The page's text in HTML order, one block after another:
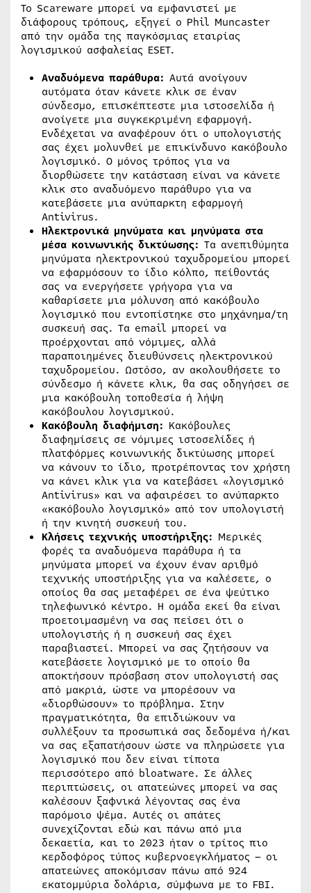
Το Scareware μπορεί να εμφανιστεί με
διάφορους τρόπους, εξηγεί ο Phil Muncaster
από την ομάδα της παγκόσμιας εταιρίας
λογισμικού ασφαλείας ESET.
Αναδυόμενα παράθυρα: Αυτά ανοίγουν
αυτόματα όταν κάνετε κλικ σε έναν
σύνδεσμο, επισκέπτεστε μια ιστοσελίδα ή
ανοίγετε μια συγκεκριμένη εφαρμογή.
Ενδέχεται να αναφέρουν ότι ο υπολογιστής
σας έχει μολυνθεί με επικίνδυνο κακόβουλο
λογισμικό. Ο μόνος τρόπος για να
διορθώσετε την κατάσταση είναι να κάνετε
κλικ στο αναδυόμενο παράθυρο για να
κατεβάσετε μια ανύπαρκτη εφαρμογή
Antivirus.
Ηλεκτρονικά μηνύματα και μηνύματα στα
μέσα κοινωνικής δικτύωσης: Τα ανεπιθύμητα
μηνύματα ηλεκτρονικού ταχυδρομείου μπορεί
να εφαρμόσουν το ίδιο κόλπο, πείθοντάς
σας να ενεργήσετε γρήγορα για να
καθαρίσετε μια μόλυνση από κακόβουλο
λογισμικό που εντοπίστηκε στο μηχάνημα/τη
συσκευή σας. Τα email μπορεί να
προέρχονται από νόμιμες, αλλά
παραποιημένες διευθύνσεις ηλεκτρονικού
ταχυδρομείου. Ωστόσο, αν ακολουθήσετε το
σύνδεσμο ή κάνετε κλικ, θα σας οδηγήσει σε
μια κακόβουλη τοποθεσία ή λήψη
κακόβουλου λογισμικού.
Κακόβουλη διαφήμιση: Κακόβουλες
διαφημίσεις σε νόμιμες ιστοσελίδες ή
πλατφόρμες κοινωνικής δικτύωσης μπορεί
να κάνουν το ίδιο, προτρέποντας τον χρήστη
να κάνει κλικ για να κατεβάσει «λογισμικό
Antivirus» και να αφαιρέσει το ανύπαρκτο
«κακόβουλο λογισμικό» από τον υπολογιστή
ή την κινητή συσκευή του.
Κλήσεις τεχνικής υποστήριξης: Μερικές
φορές τα αναδυόμενα παράθυρα ή τα
μηνύματα μπορεί να έχουν έναν αριθμό
τεχνικής υποστήριξης για να καλέσετε, ο
οποίος θα σας μεταφέρει σε ένα ψεύτικο
τηλεφωνικό κέντρο. Η ομάδα εκεί θα είναι
προετοιμασμένη να σας πείσει ότι ο
υπολογιστής ή η συσκευή σας έχει
παραβιαστεί. Μπορεί να σας ζητήσουν να
κατεβάσετε λογισμικό με το οποίο θα
αποκτήσουν πρόσβαση στον υπολογιστή σας
από μακριά, ώστε να μπορέσουν να
«διορθώσουν» το πρόβλημα. Στην
πραγματικότητα, θα επιδιώκουν να
συλλέξουν τα προσωπικά σας δεδομένα ή/και
να σας εξαπατήσουν ώστε να πληρώσετε για
λογισμικό που δεν είναι τίποτα
περισσότερο από bloatware. Σε άλλες
περιπτώσεις, οι απατεώνες μπορεί να σας
καλέσουν ξαφνικά λέγοντας σας ένα
παρόμοιο ψέμα. Αυτές οι απάτες
συνεχίζονται εδώ και πάνω από μια
δεκαετία, και το 2023 ήταν ο τρίτος πιο
κερδοφόρος τύπος κυβερνοεγκλήματος – οι
απατεώνες αποκόμισαν πάνω από 924
εκατομμύρια δολάρια, σύμφωνα με το FBI.